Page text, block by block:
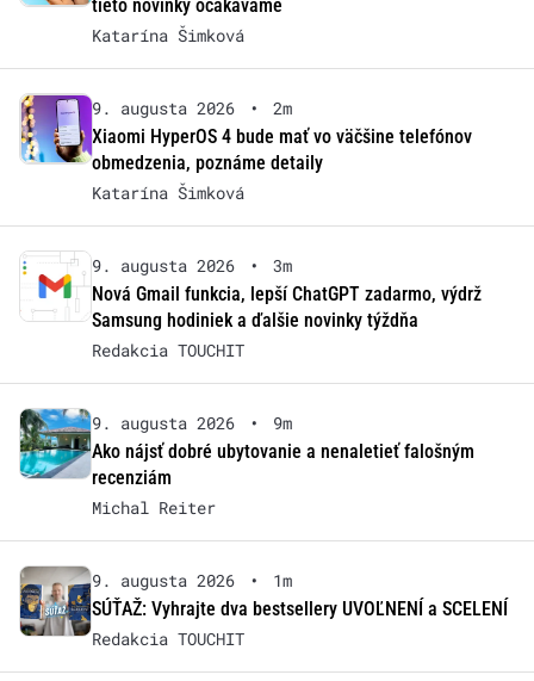
tieto novinky očakávame
Katarína Šimková
9. augusta 2026 •
2m
Xiaomi HyperOS 4 bude mať vo väčšine telefónov
obmedzenia, poznáme detaily
Katarína Šimková
9. augusta 2026 •
3m
Nová Gmail funkcia, lepší ChatGPT zadarmo, výdrž
Samsung hodiniek a ďalšie novinky týždňa
Redakcia TOUCHIT
9. augusta 2026 •
9m
Ako nájsť dobré ubytovanie a nenaletieť falošným
recenziám
Michal Reiter
9. augusta 2026 •
1m
SÚŤAŽ: Vyhrajte dva bestsellery UVOĽNENÍ a SCELENÍ
Redakcia TOUCHIT